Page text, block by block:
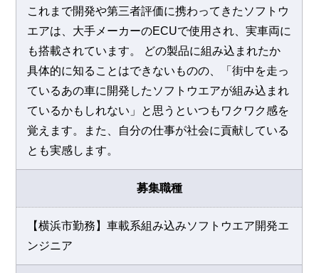
これまで開発や第三者評価に携わってきたソフトウ
エアは、大手メーカーのECUで使用され、実車両に
も搭載されています。 どの製品に組み込まれたか
具体的に知ることはできないものの、「街中を走っ
ているあの車に開発したソフトウエアが組み込まれ
ているかもしれない」と思うといつもワクワク感を
覚えます。また、自分の仕事が社会に貢献している
とも実感します。
募集職種
【横浜市勤務】車載系組み込みソフトウエア開発エ
ンジニア